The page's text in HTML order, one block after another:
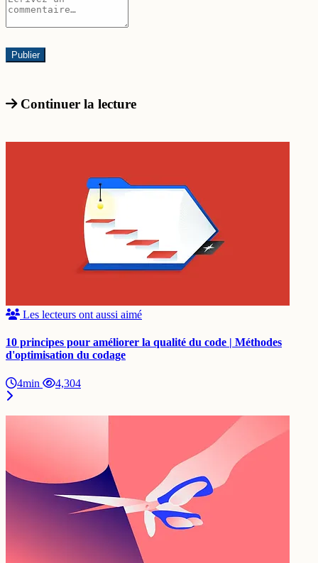
Continuer la lecture
Les lecteurs ont aussi aimé
10 principes pour améliorer la qualité du code | Méthodes
d'optimisation du codage
4min 4,304